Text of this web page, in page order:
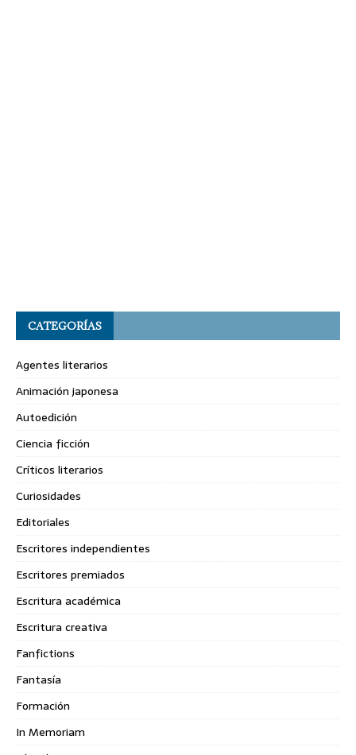
CATEGORÍAS
Agentes literarios
Animación japonesa
Autoedición
Ciencia ficción
Críticos literarios
Curiosidades
Editoriales
Escritores independientes
Escritores premiados
Escritura académica
Escritura creativa
Fanfictions
Fantasía
Formación
In Memoriam